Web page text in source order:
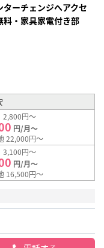
ターチェンジへアクセ
料・家具家電付き部
2,800円～
円/月～
22,000円～
3,100円～
円/月～
16,500円～